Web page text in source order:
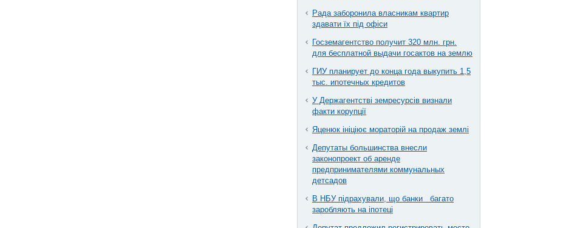
Рада заборонила власникам квартир
здавати їх під офіси
Госземагентство получит 320 млн. грн.
для бесплатной выдачи госактов на землю
ГИУ планирует до конца года выкупить 1,5
тыс. ипотечных кредитов
У Держагентстві земресурсів визнали
факти корупції
Яценюк ініціює мораторій на продаж землі
Депутаты большинства внесли
законопроект об аренде
предпринимателями коммунальных
детсадов
В НБУ підрахували, що банки багато
заробляють на іпотеці